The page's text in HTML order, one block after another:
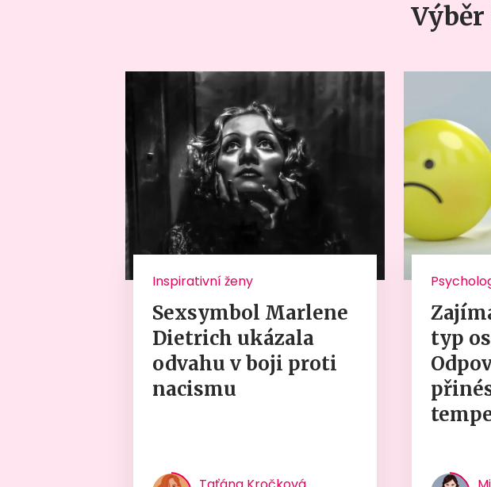
Inspirativní ženy
Sexsymbol Marlene
Dietrich ukázala
odvahu v boji proti
nacismu
typ